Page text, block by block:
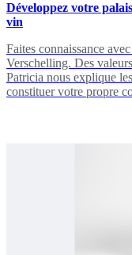
Développez votre
vin
Faites connaissance
Verschelling. Des
Patricia nous explique
constituer votre propre